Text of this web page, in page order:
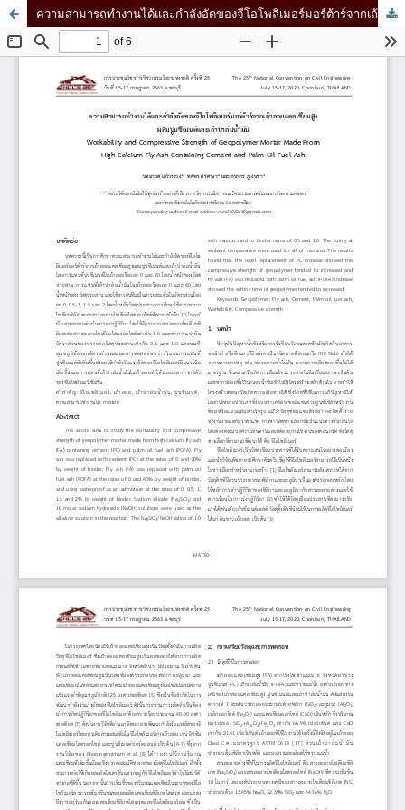
ความสามารถทำงานได้และกำลังอัดของจีโอโพลิเมอร์มอร์ต้าร์จากเถ้าลอยแคลเซียมสูง ผสมปูนซีเมนต์และเถ้าปาล์มน้ำมัน